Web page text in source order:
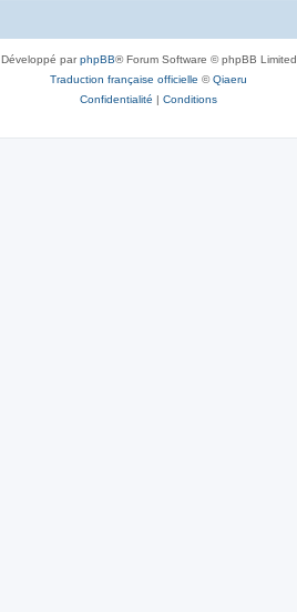
Développé parphpBB® Forum Software © phpBB Limited
Traduction française officielle ©Qiaeru
Confidentialité | Conditions